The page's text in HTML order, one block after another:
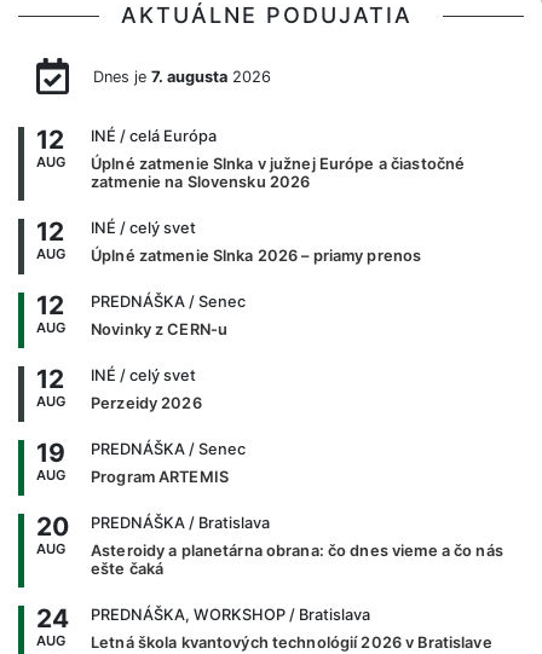
AKTUÁLNE PODUJATIA
Dnes je 7. augusta2026
12
AUG
INÉ / celá Európa
Úplné zatmenie Slnka v južnej Európe a čiastočné
zatmenie na Slovensku 2026
12
AUG
INÉ / celý svet
Úplné zatmenie Slnka 2026 – priamy prenos
12
AUG
PREDNÁŠKA / Senec
Novinky z CERN-u
12
AUG
INÉ / celý svet
Perzeidy 2026
19
AUG
PREDNÁŠKA / Senec
Program ARTEMIS
20
AUG
PREDNÁŠKA / Bratislava
Asteroidy a planetárna obrana: čo dnes vieme a čo nás
ešte čaká
24
AUG
PREDNÁŠKA, WORKSHOP / Bratislava
Letná škola kvantových technológií 2026 v Bratislave